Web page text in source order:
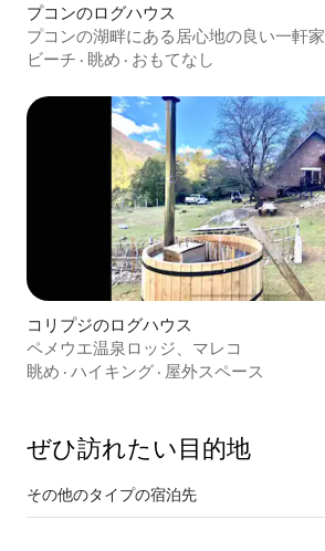
プコンのログハウス
プコンの湖畔にある居心地の良い一軒家
ビーチ · 眺め · おもてなし
コリプジのログハウス
ペメウエ温泉ロッジ、マレコ
眺め · ハイキング · 屋外スペース
ぜひ訪⁠れ⁠た⁠い目⁠的⁠地
その他のタ⁠イ⁠プ⁠の宿⁠泊⁠先